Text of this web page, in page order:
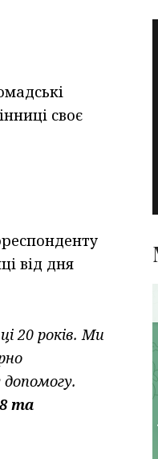
своє
від дня
20 років. Ми
та